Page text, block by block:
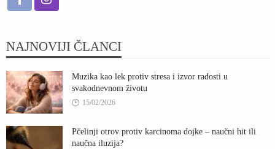
NAJNOVIJI ČLANCI
Muzika kao lek protiv stresa i izvor radosti u
svakodnevnom životu
15/02/2026
Pčelinji otrov protiv karcinoma dojke – naučni hit ili
naučna iluzija?